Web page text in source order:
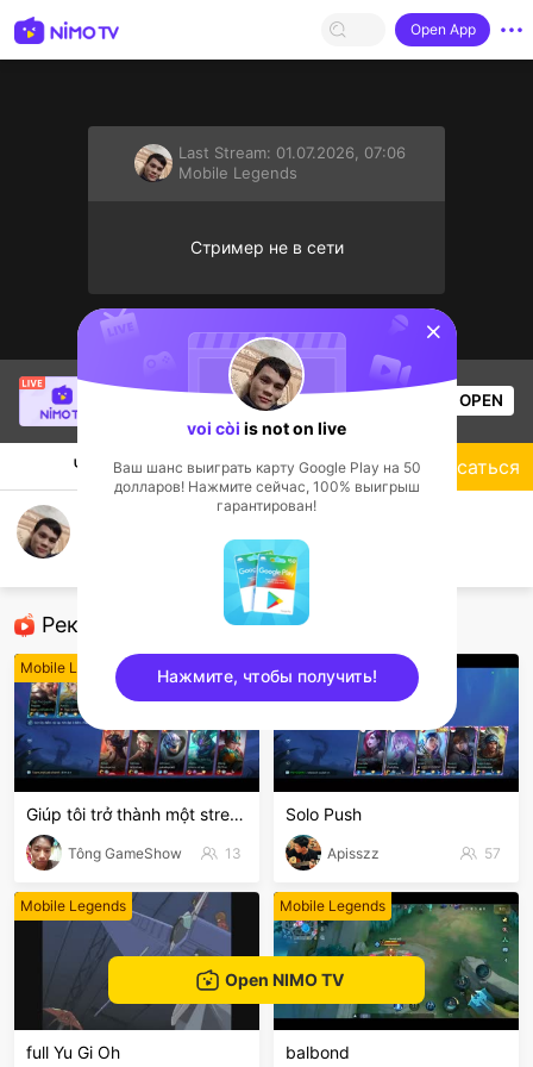
Open App
Last Stream: 01.07.2026, 07:06
Mobile Legends
Стример не в сети
Christine Eunminis live!
52 Views OPEN
Чат Стример
Рекомендованные стримеры
Mobile Legends
Giúp tôi trở thành một stream nổi bật nhất hôn nay
Tông GameShow 13
Mobile Legends
Solo Push
Apisszz 57
Mobile Legends
full Yu Gi Oh
Mobile Legends
balbond
Подписаться
Open NIMO TV
sentinelStart
voi còi is not on live
Ваш шанс выиграть карту Google Play на 50
долларов! Нажмите сейчас, 100% выигрыш
гарантирован!
Нажмите, чтобы получить!
sentinelEnd